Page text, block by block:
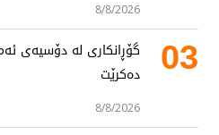
8/8/2026
03
گۆڕانکاری لە دۆسیەی
دەکرێت
8/8/2026